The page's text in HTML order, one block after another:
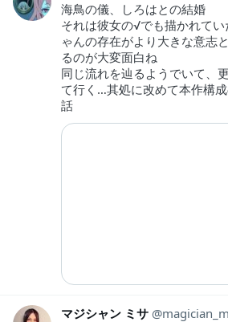
海鳥の儀、しろはとの結婚
それは彼女の√でも描かれて
ゃんの存在がより大きな意志
るのが大変面白ね
同じ流れを辿るようでいて、
て行く…其処に改めて本作構
話
マジシャン ミサ